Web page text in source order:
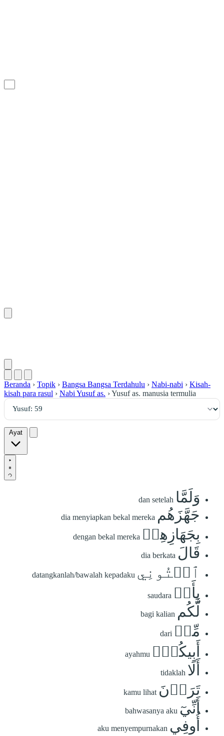
Beranda › Topik › Bangsa Bangsa Terdahulu › Nabi-nabi › Kisah-
kisah para rasul › Nabi Yusuf as. ›Yusuf as. manusia termulia
Ayat
وَلَمَّا dan setelah
جَهَّزَهُم dia menyiapkan bekal mereka
بِجَهَازِهِمۡ dengan bekal mereka
قَالَ dia berkata
ٱئۡتُونِي datangkanlah/bawalah kepadaku
بِأَخٖ saudara
لَّكُم bagi kalian
مِّنۡ dari
أَبِيكُمۡۚ ayahmu
أَلَا tidaklah
تَرَوۡنَ kamu lihat
أَنِّيٓ bahwasanya aku
أُوفِي aku menyempurnakan